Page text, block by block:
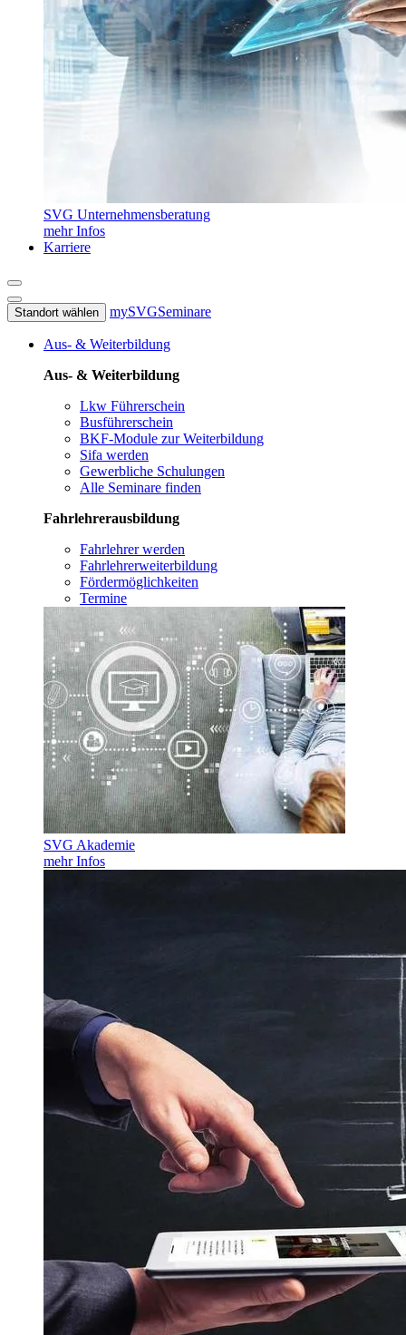
SVG Unternehmensberatung
mehr Infos
Karriere
Standort wählen mySVGSeminare
Aus- & Weiterbildung
Aus- & Weiterbildung
Lkw Führerschein
Busführerschein
BKF-Module zur Weiterbildung
Sifa werden
Gewerbliche Schulungen
Alle Seminare finden
Fahrlehrerausbildung
Fahrlehrer werden
Fahrlehrerweiterbildung
Fördermöglichkeiten
Termine
SVG Akademie
mehr Infos